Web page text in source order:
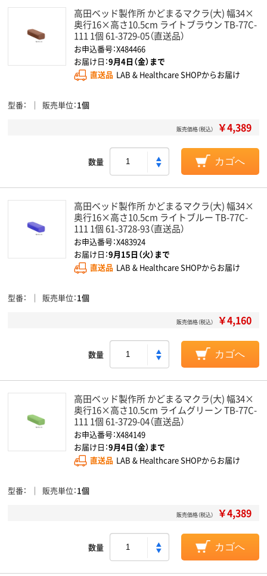
高田ベッド製作所 かどまるマクラ(大) 幅34×
奥行16×高さ10.5cm ライトブラウン TB-77C-
111 1個 61-3729-05（直送品）
お申込番号：X484466
お届け日：9月4日（金）まで
直送品 LAB & Healthcare SHOPからお届け
型番 販売単位 1個
販売価格（税込） ￥4,389
数量 カゴへ
高田ベッド製作所 かどまるマクラ(大) 幅34×
奥行16×高さ10.5cm ライトブルー TB-77C-
111 1個 61-3728-93（直送品）
お申込番号：X483924
お届け日：9月15日（火）まで
直送品 LAB & Healthcare SHOPからお届け
型番 販売単位 1個
販売価格（税込） ￥4,160
数量 カゴへ
高田ベッド製作所 かどまるマクラ(大) 幅34×
奥行16×高さ10.5cm ライムグリーン TB-77C-
111 1個 61-3729-04（直送品）
お申込番号：X484149
お届け日：9月4日（金）まで
直送品 LAB & Healthcare SHOPからお届け
型番 販売単位 1個
販売価格（税込） ￥4,389
数量 カゴへ